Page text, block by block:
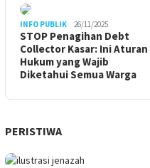
INFO PUBLIK 26/11/2025
STOP Penagihan Debt
Collector Kasar: Ini Aturan
Hukum yang Wajib
Diketahui Semua Warga
PERISTIWA